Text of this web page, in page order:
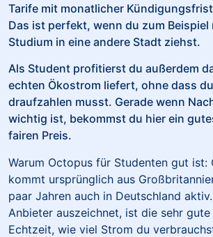
Tarife mit monatlicher
Das ist perfekt, wenn du zum Beispiel
Studium in eine andere Stadt ziehst.
Als Student profitierst du außerdem
echten Ökostrom liefert, ohne dass
draufzahlen musst. Gerade wenn
wichtig ist, bekommst du hier ein
fairen Preis.
Warum Octopus für Studenten gut ist:
kommt ursprünglich aus
paar Jahren auch in Deutschland
Anbieter auszeichnet, ist die sehr
Echtzeit, wie viel Strom du